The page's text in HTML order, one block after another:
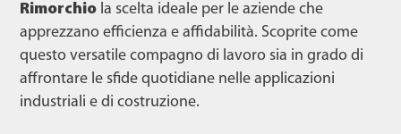
Rimorchio la scelta ideale per le aziende che
apprezzano efficienza e affidabilità. Scoprite come
questo versatile compagno di lavoro sia in grado di
affrontare le sfide quotidiane nelle applicazioni
industriali e di costruzione.